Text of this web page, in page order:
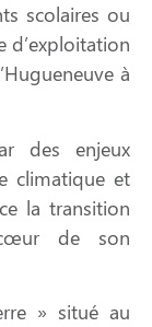
scolaires ou
d’exploitation
à
des enjeux
climatique et
la transition
de son
» situé au